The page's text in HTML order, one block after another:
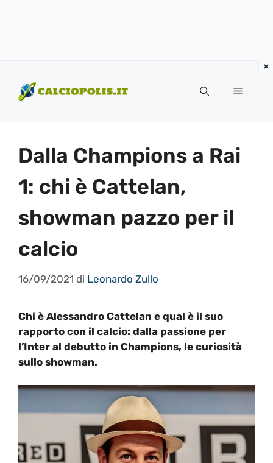
contenuto
Menu
Dalla Champions a Rai
1: chi è Cattelan,
showman pazzo per il
calcio
16/09/2021 di Leonardo Zullo
Chi è Alessandro Cattelan e qual è il suo
rapporto con il calcio: dalla passione per
l’Inter al debutto in Champions, le curiosità
sullo showman.